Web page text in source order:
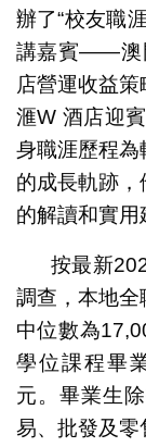
辦了“校友職
講嘉賓——澳
店營運收益
滙W 酒店迎
身職涯歷程為
的成長軌跡
的解讀和實用
按最新
調查，本地全
中位數為
學位課程畢
元。畢業生
易、批發及零